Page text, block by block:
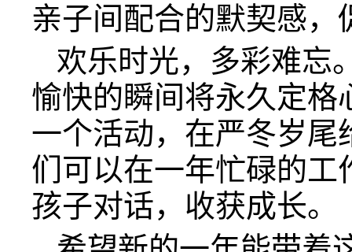
亲子间配合的默契感
欢乐时光，多彩难忘
愉快的瞬间将永久定格
一个活动，在严冬岁尾
们可以在一年忙碌的工
孩子对话，收获成长。